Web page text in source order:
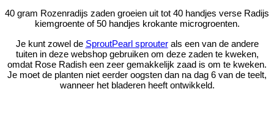
40 gram Rozenradijs zaden groeien uit tot 40 handjes verse Radijs
kiemgroente of 50 handjes krokante microgroenten.
Je kunt zowel de SproutPearl sprouterals een van de andere
tuiten in deze webshop gebruiken om deze zaden te kweken,
omdat Rose Radish een zeer gemakkelijk zaad is om te kweken.
Je moet de planten niet eerder oogsten dan na dag 6 van de teelt,
wanneer het bladeren heeft ontwikkeld.